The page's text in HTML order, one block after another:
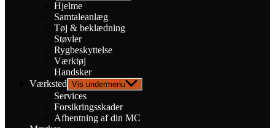
Hjelme
Samtaleanlæg
Tøj & beklædning
Støvler
Rygbeskyttelse
Værktøj
Handsker
Værksted Vis undermenu
Services
Forsikringsskader
Afhentning af din MC